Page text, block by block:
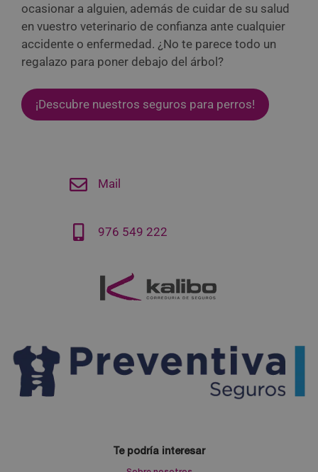
ocasionar a alguien, además de cuidar de su salud
en vuestro veterinario de confianza ante cualquier
accidente o enfermedad. ¿No te parece todo un
regalazo para poner debajo del árbol?
¡Descubre nuestros seguros para perros!
Mail
976 549 222
Te podría interesar